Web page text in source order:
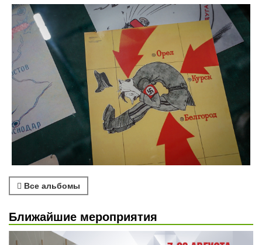
Все альбомы
Ближайшие мероприятия